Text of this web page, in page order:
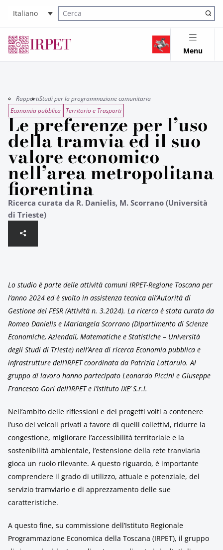
Italiano
Cerca nel sito
Menu
RapportiStudi per la programmazione comunitaria
Economia pubblica
Territorio e Trasporti
Le preferenze per l’uso
della tramvia ed il suo
valore economico
nell’area metropolitana
fiorentina
Ricerca curata da R. Danielis, M. Scorrano (Università
di Trieste)
Lo studio è parte delle attività comuni IRPET-Regione Toscana per
l’anno 2024 ed è svolto in assistenza tecnica all’Autorità di
Gestione del FESR (Attività n. 3.2024). La ricerca è stata curata da
Romeo Danielis e Mariangela Scorrano (Dipartimento di Scienze
Economiche, Aziendali, Matematiche e Statistiche – Università
degli Studi di Trieste) nell’Area di ricerca Economia pubblica e
infrastrutture dell’IRPET coordinata da Patrizia Lattarulo. Al
gruppo di lavoro hanno partecipato Leonardo Piccini e Giuseppe
Francesco Gori dell’IRPET e l’Istituto IXE’ S.r.l.
Nell’ambito delle riflessioni e dei progetti volti a contenere
l’uso dei veicoli privati a favore di quelli collettivi, ridurre la
congestione, migliorare l’accessibilità territoriale e la
sostenibilità ambientale, l’estensione della rete tranviaria
gioca un ruolo rilevante. A questo riguardo, è importante
comprendere il grado di utilizzo, attuale e potenziale, del
servizio tramviario e di apprezzamento delle sue
caratteristiche.
A questo fine, su commissione dell’Istituto Regionale
Programmazione Economica della Toscana (IRPET), il gruppo